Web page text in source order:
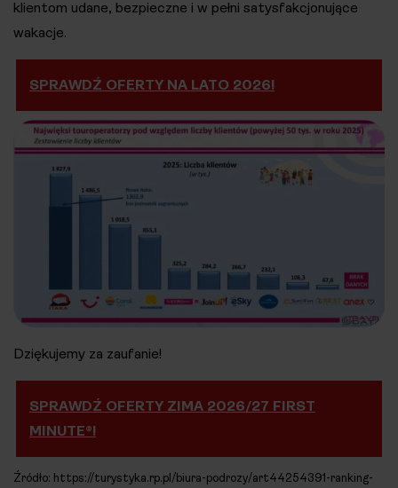
klientom udane, bezpieczne i w pełni satysfakcjonujące
wakacje.
SPRAWDŹ OFERTY NA LATO 2026!
Dziękujemy za zaufanie!
SPRAWDŹ OFERTY ZIMA 2026/27 FIRST
MINUTE®!
Źródło: https://turystyka.rp.pl/biura-podrozy/art44254391-ranking-